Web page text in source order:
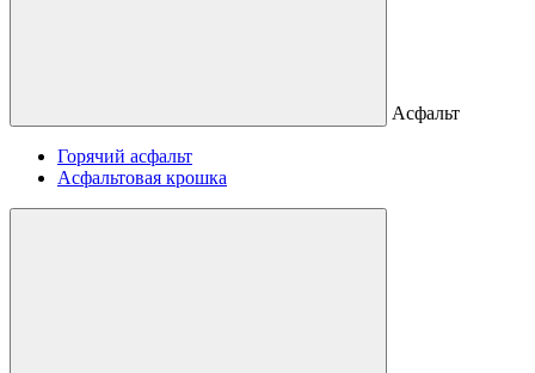
Асфальт
Горячий асфальт
Асфальтовая крошка